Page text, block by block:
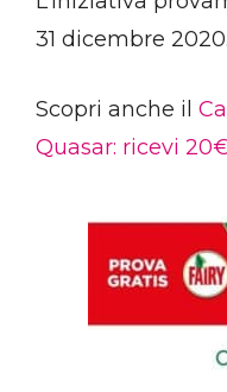
31 dicembre 2020.
Scopri anche il
Quasar: ricevi